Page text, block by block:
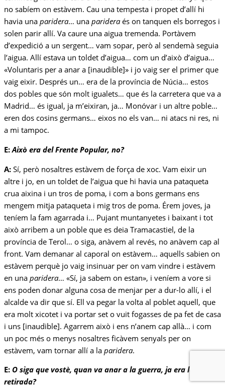
no sabíem on estàvem. Cau una tempesta i propet d’allí hi
havia una paridera… una parideraés on tanquen els borregos i
solen parir allí. Va caure una aigua tremenda. Portàvem
d’expedició a un sergent… vam sopar, però al sendemà seguia
l’aigua. Allí estava un toldet d’aigua… com un d’això d’aigua…
«Voluntaris per a anar a [inaudible]» i jo vaig ser el primer que
vaig eixir. Després un… era de la província de Núcia… estos
dos pobles que són molt igualets… que és la carretera que va a
Madrid… és igual, ja m’eixiran, ja… Monóvar i un altre poble…
eren dos cosins germans… eixos no els van… ni atacs ni res, ni
a mi tampoc.
E: Això era del Frente Popular, no?
A: Sí, però nosaltres estàvem de força de xoc. Vam eixir un
altre i jo, en un toldet de l’aigua que hi havia una pataqueta
crua aixina i un tros de poma, i com a bons germans ens
mengem mitja pataqueta i mig tros de poma. Érem joves, ja
teníem la fam agarrada i… Pujant muntanyetes i baixant i tot
això arribem a un poble que es deia Tramacastiel, de la
província de Terol… o siga, anàvem al revés, no anàvem cap al
front. Vam demanar al caporal on estàvem… aquells sabien on
estàvem perquè jo vaig insinuar per on vam vindre i estàvem
en una paridera… «Sí, ja sabem on estan», i veníem a vore si
ens poden donar alguna cosa de menjar per a dur-lo allí, i el
alcalde va dir que sí. Ell va pegar la volta al poblet aquell, que
era molt xicotet i va portar set o vuit fogasses de pa fet de casa
i uns [inaudible]. Agarrem això i ens n’anem cap allà… i com
un poc més o menys nosaltres ficàvem senyals per on
estàvem, vam tornar allí a la paridera.
E: O siga que vostè, quan va anar a la guerra, ja era la
retirada?